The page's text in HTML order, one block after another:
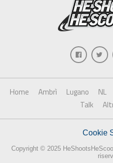
Home Ambrì Lugano NL
Talk
Cookie
Copyright © 2025